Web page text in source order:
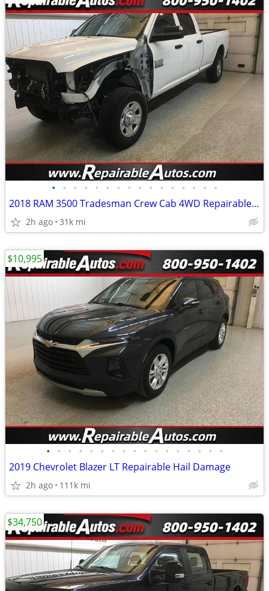
• • • • • • • • • • • • • • • •
2018 RAM 3500 Tradesman Crew Cab 4WD Repairable Front Damage
2h ago 31k mi
• • • • • • • • • • • • • • • • •
2019 Chevrolet Blazer LT Repairable Hail Damage
2h ago 111k mi
$10,995
$34,750